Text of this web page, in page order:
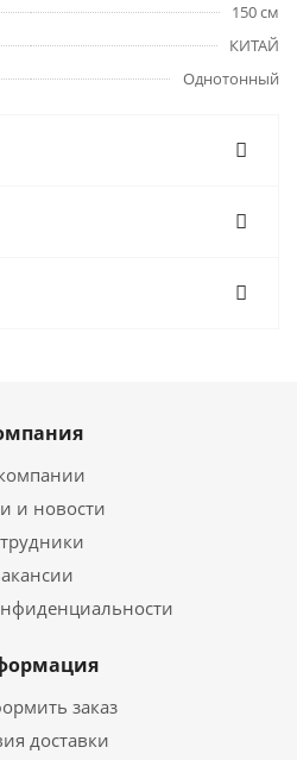
150 см
КИТАЙ
Однотонный
и новости
заказ
доставки